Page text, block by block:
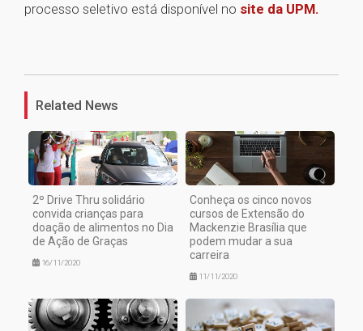
processo seletivo está disponível no site da UPM.
Related News
2º Drive Thru solidário
convida crianças para
doação de alimentos no Dia
de Ação de Graças
16/11/2020
Conheça os cinco novos
cursos de Extensão do
Mackenzie Brasília que
podem mudar a sua
carreira
11/11/2020